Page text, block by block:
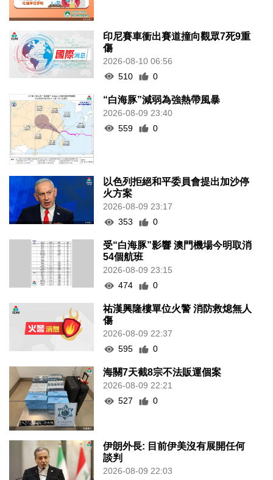
印尼賽車衝出賽道撞向觀眾7死9重
傷
2026-08-10 06:56
510
0
“白海豚”減弱為強熱帶風暴
2026-08-09 23:40
559
0
以色列拒絕和平委員會提出加沙停
火方案
2026-08-09 23:17
353
0
受“白海豚”影響 澳門機場今明取消
54個航班
2026-08-09 23:15
474
0
祐漢興隆樓單位火警 消防救熄無人
傷
2026-08-09 22:37
595
0
海關7天截8宗不法販運個案
2026-08-09 22:21
527
0
伊朗外長: 目前伊美沒有展開任何
談判
2026-08-09 22:03